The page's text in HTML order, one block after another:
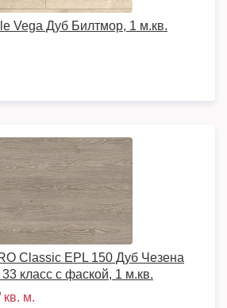
Vega Дуб Билтмор, 1 м.кв.
Classic EPL 150 Дуб Чезена
класс с фаской, 1 м.кв.
кв. м.